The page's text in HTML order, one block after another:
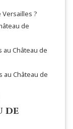
Versailles ?
de
Château de
au Château de
de